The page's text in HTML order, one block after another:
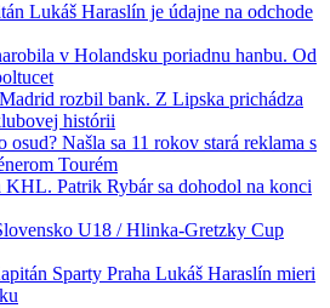
Lukáš Haraslín je údajne na odchode
v Holandsku poriadnu hanbu. Od
rozbil bank. Z Lipska prichádza
histórii
osud? Našla sa 11 rokov stará reklama s
Tourém
Patrik Rybár sa dohodol na konci
U18 / Hlinka-Gretzky Cup
Sparty Praha Lukáš Haraslín mieri